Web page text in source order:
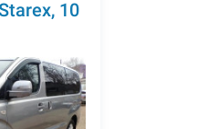
10